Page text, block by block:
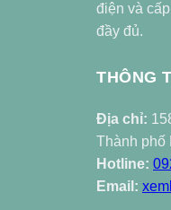
điện và
đầy đủ.
THÔNG
Địa chỉ:
Thành phố
Hotline:
Email: